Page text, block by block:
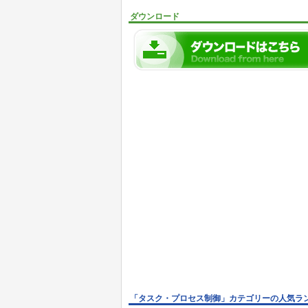
ダウンロード
「タスク・プロセス制御」カテゴリーの人気ラ